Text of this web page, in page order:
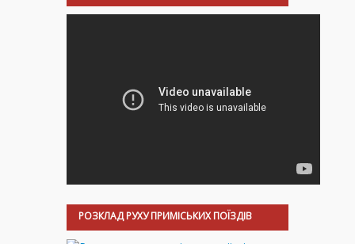
РОЗКЛАД РУХУ ПРИМІСЬКИХ ПОЇЗДІВ